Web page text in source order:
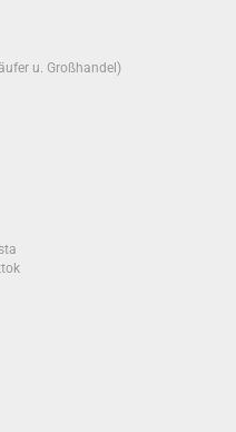
u. Großhandel)